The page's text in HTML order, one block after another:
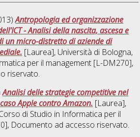
Antropologia ed organizzazione
- Analisi della nascita, ascesa e
un micro-distretto di aziende di
[Laurea], Università di Bologna,
per il management [L-DM270],
riservato.
Analisi delle strategie competitive nel
Apple contro Amazon. [Laurea],
di Studio in Informatica per il
, Documento ad accesso riservato.